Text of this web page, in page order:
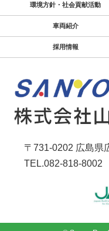
環境方針・社会貢献活動
車両紹介
採用情報
〒731-0202 広島県
TEL.082-818-8002